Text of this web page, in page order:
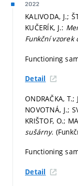
2022
KALIVODA, J.;
KUČERÍK, J.:
Funkční vzorek
Functioning
Detail
ONDRAČKA, T.;
NOVOTNÁ, J.;
KRIŠTOF, O.;
sušárny.
Functioning
Detail